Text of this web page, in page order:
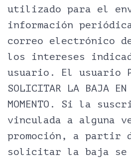
utilizado para el
información
correo electrónico
los intereses
usuario. El usuario
SOLICITAR LA BAJA EN
MOMENTO. Si la
vinculada a alguna
promoción, a partir
solicitar la baja se